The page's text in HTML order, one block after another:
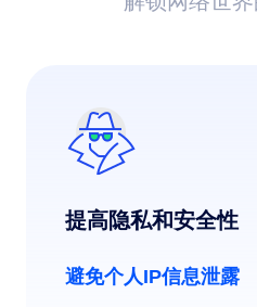
提高隐私和安全性
避免个人IP信息泄露